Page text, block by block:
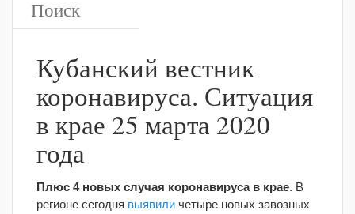
Кубанский вестник
коронавируса. Ситуация
в крае 25 марта 2020
года
Плюс 4 новых случая коронавируса в крае. В
регионе сегодня выявили четыре новых завозных